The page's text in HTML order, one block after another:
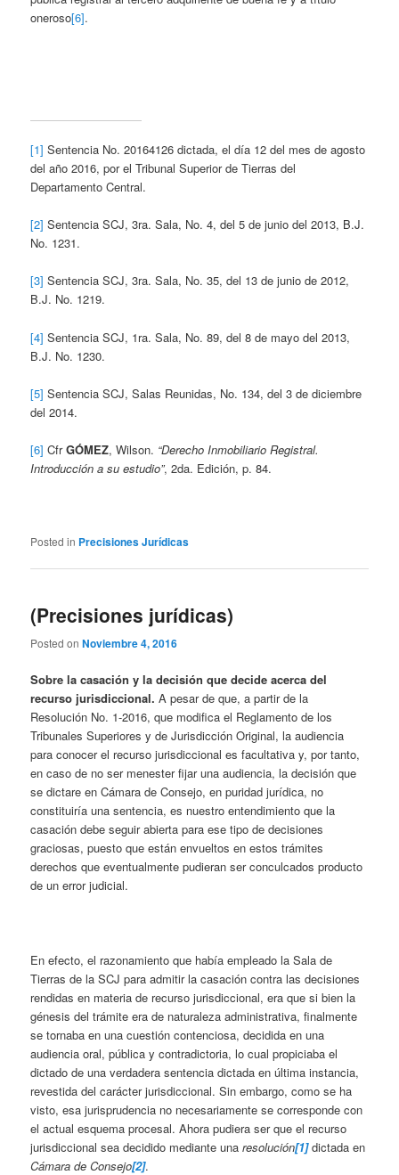
oneroso[6].
[1] Sentencia No. 20164126 dictada, el día 12 del mes de agosto
del año 2016, por el Tribunal Superior de Tierras del
Departamento Central.
[2] Sentencia SCJ, 3ra. Sala, No. 4, del 5 de junio del 2013, B.J.
No. 1231.
[3] Sentencia SCJ, 3ra. Sala, No. 35, del 13 de junio de 2012,
B.J. No. 1219.
[4] Sentencia SCJ, 1ra. Sala, No. 89, del 8 de mayo del 2013,
B.J. No. 1230.
[5] Sentencia SCJ, Salas Reunidas, No. 134, del 3 de diciembre
del 2014.
[6] CfrGÓMEZ, Wilson. “Derecho Inmobiliario Registral.
Introducción a su estudio”, 2da. Edición, p. 84.
Posted in Precisiones Jurídicas
(Precisiones jurídicas)
Posted onNoviembre 4, 2016
Sobre la casación y la decisión que decide acerca del
recurso jurisdiccional.A pesar de que, a partir de la
Resolución No. 1-2016, que modifica el Reglamento de los
Tribunales Superiores y de Jurisdicción Original, la audiencia
para conocer el recurso jurisdiccional es facultativa y, por tanto,
en caso de no ser menester fijar una audiencia, la decisión que
se dictare en Cámara de Consejo, en puridad jurídica, no
constituiría una sentencia, es nuestro entendimiento que la
casación debe seguir abierta para ese tipo de decisiones
graciosas, puesto que están envueltos en estos trámites
derechos que eventualmente pudieran ser conculcados producto
de un error judicial.
En efecto, el razonamiento que había empleado la Sala de
Tierras de la SCJ para admitir la casación contra las decisiones
rendidas en materia de recurso jurisdiccional, era que si bien la
génesis del trámite era de naturaleza administrativa, finalmente
se tornaba en una cuestión contenciosa, decidida en una
audiencia oral, pública y contradictoria, lo cual propiciaba el
dictado de una verdadera sentencia dictada en última instancia,
revestida del carácter jurisdiccional. Sin embargo, como se ha
visto, esa jurisprudencia no necesariamente se corresponde con
el actual esquema procesal. Ahora pudiera ser que el recurso
jurisdiccional sea decidido mediante unaresolución[1]dictada en
Cámara de Consejo[2].